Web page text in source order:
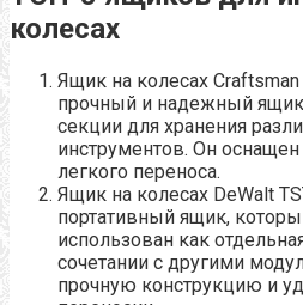
колесах
Ящик на колесах
прочный и надежный
секции для хранения
инструментов. Он
легкого переноса.
Ящик на колесах DeWalt
портативный ящик,
использован как
сочетании с другими
прочную конструкцию и